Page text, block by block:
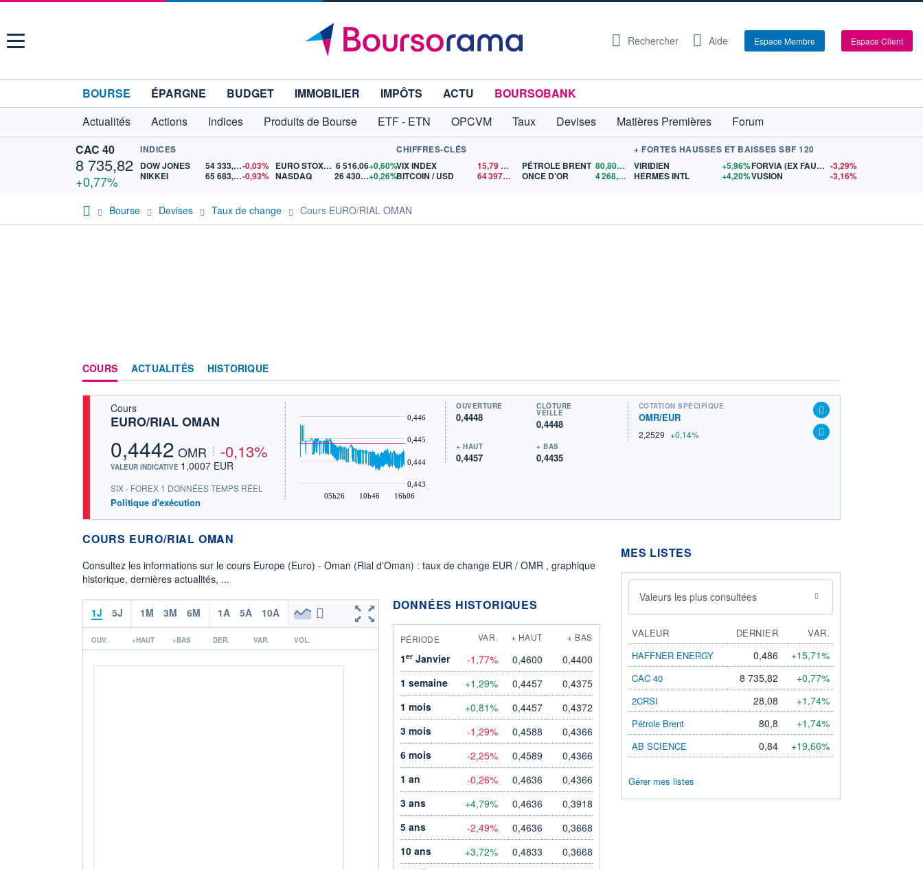
Menu Rechercher Aide Espace Membre Espace Client
BOURSE ÉPARGNE BUDGET IMMOBILIER IMPÔTS ACTU
BOURSOBANK
Actualités
Actions Indices Produits de Bourse ETF - ETN OPCVM Taux Devises Matières Premières
Forum
CAC 40
8 735,82
+0,77%
INDICES
DOW JONES
54 333,37-0,03%
NIKKEI
65 683,26-0,93%
EURO STOXX 50 6 516,06+0,60%
NASDAQ
26 430,95+0,26%
CHIFFRES-CLÉS
VIX INDEX
15,79$US
BITCOIN / USD
64 397,83 $US
PÉTROLE BRENT 80,80
$US
ONCE D'OR
4 268,13 $US
+ FORTES HAUSSES ET BAISSES SBF 120
VIRIDIEN
+5,96%
HERMES INTL
+4,20%
FORVIA (EX FAURECIA) -3,29%
VUSION
-3,16%
Bourse Devises Taux de change Cours EURO/RIAL OMAN
COURS ACTUALITÉS HISTORIQUE
Cours
EURO/RIAL OMAN
0,4442 OMR -0,13%
VALEUR INDICATIVE 1,0007 EUR
SIX - FOREX 1 DONNÉES TEMPS RÉEL
Politique d'exécution
05h26 10h46 16h06
0,443
0,444
0,445
0,446
OUVERTURE
0,4448
CLÔTURE
VEILLE
0,4448
+ HAUT
0,4457
+ BAS
0,4435
COTATION SPÉCIFIQUE
OMR/EUR
2,2529 +0,14%
COURS EURO/RIAL OMAN
Consultez les informations sur le cours Europe (Euro) - Oman (Rial d'Oman) : taux de change EUR / OMR , graphique
historique, dernières actualités, ...
1J 5J 1M 3M 6M 1A 5A 10A
OUV. +HAUT +BAS DER. VAR. VOL.
DONNÉES HISTORIQUES
PÉRIODE VAR. + HAUT + BAS
1erJanvier -1,77% 0,4600
0,4400
1 semaine
+1,29% 0,4457
0,4375
1 mois
+0,81% 0,4457
0,4372
3 mois
-1,29% 0,4588
0,4366
6 mois
-2,25% 0,4589
0,4366
1 an
-0,26% 0,4636
0,4366
3 ans
+4,79% 0,4636
0,3918
5 ans
-2,49% 0,4636
0,3668
10 ans
+3,72% 0,4833
0,3668
MES LISTES
Valeurs les plus consultées
VALEUR DERNIER
VAR.
HAFFNER ENERGY
0,486 +15,71%
CAC 40 8 735,82 +0,77%
2CRSI 28,08 +1,74%
Pétrole Brent 80,8 +1,74%
AB SCIENCE 0,84 +19,66%
Gérer mes listes